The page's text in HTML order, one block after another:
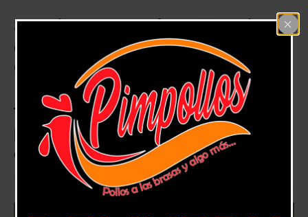
Senador Lagos Weber critica al
gobierno por recurrir al Tribunal
Constitucional por el tercer retiro del
10%. “Un gobernante también debe
tener la capacidad y el criterio
político de saber qué es lo que va a
ocurrir con sus decisiones”
22 abril, 2021 Nacional